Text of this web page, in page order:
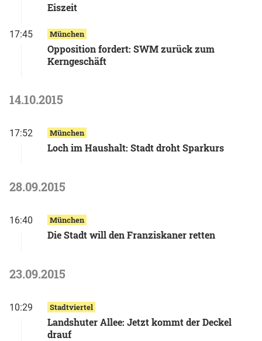
Eiszeit
17:45 München
Opposition fordert: SWM zurück zum
Kerngeschäft
14.10.2015
17:52 München
Loch im Haushalt: Stadt droht Sparkurs
28.09.2015
16:40 München
Die Stadt will den Franziskaner retten
23.09.2015
10:29 Stadtviertel
Landshuter Allee: Jetzt kommt der Deckel
drauf